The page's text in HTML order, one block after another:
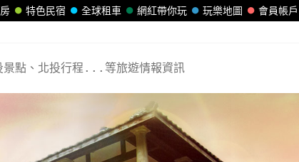
會員帳戶
玩樂地圖
網紅帶你玩
全球租車
特色民宿
景點、北投行程...等旅遊情報資訊